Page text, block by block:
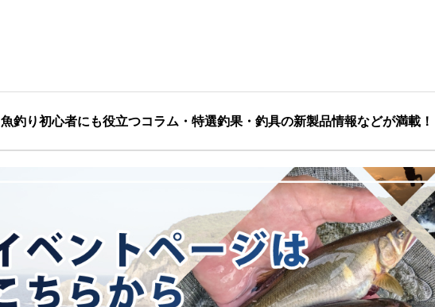
魚釣り初心者にも役立つコラム・特選釣果・釣具の新製品情報などが満載！